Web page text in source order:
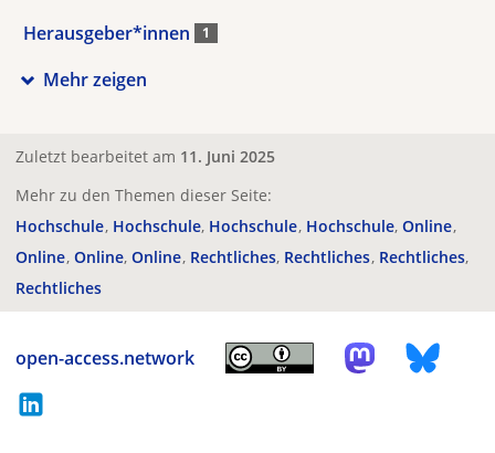
Herausgeber*innen 1
Mehr zeigen
Zuletzt bearbeitet am 11. Juni 2025
Mehr zu den Themen dieser Seite:
Hochschule Hochschule Hochschule Hochschule Online
Online Online Online Rechtliches Rechtliches Rechtliches
Rechtliches
open-access.network